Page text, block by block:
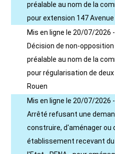
préalable au nom de la
pour extension 147 Avenue
Mis en ligne le 20/07/2026
Décision de non-
préalable au nom de la
pour régularisation de
Rouen
Mis en ligne le 20/07/2026
Arrêté refusant une
construire, d'aménager ou
établissement recevant du